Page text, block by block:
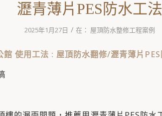
瀝青薄片PES防水工法
2025年1月27日 / 在： 屋頂防水整修工程案例
使用工法 : 屋頂防水翻修/瀝青薄片